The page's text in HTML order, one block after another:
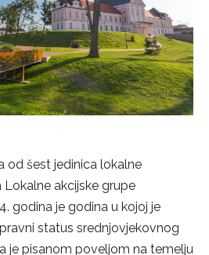
od šest jedinica lokalne
akcijske grupe
godina je godina u kojoj je
status srednjovjekovnog
je pisanom poveljom na temelju